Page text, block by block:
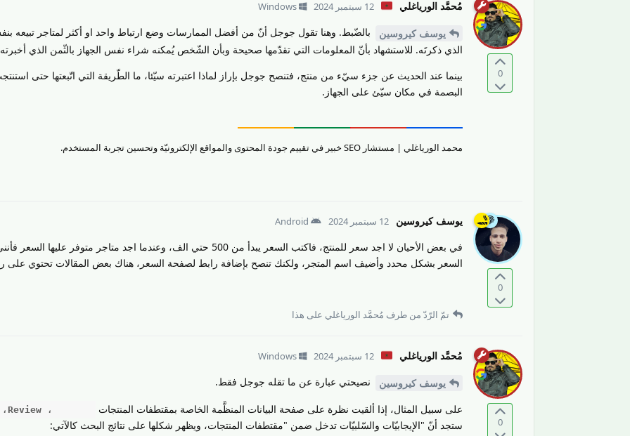
0
مُحمَّد الورياغلي 12 سبتمبر 2024 Windows
يوسف كيروسين
بالضّبط. وهنا تقول جوجل أنّ من أفضل الممارسات وضع ارتباط واحد او أكثر لمتاجر تبيعه
الذي ذكرتَه. للاستشهاد بأنّ المعلومات التي تقدّمها صحيحة وبأن الشّخص يُمكنه شراء نفس الجهاز بالثّمن الذي
بينما عند الحديث عن جزء سيّء من منتج، فتنصح جوجل بإراز لماذا اعتبرته سيّئا، ما الطّريقة التي اتّبعتها حتى
البصمة في مكان سيّئ على الجهاز.
محمد الورياغلي | مستشار SEO خبير في تقييم جودة المحتوى والمواقع الإلكترونيّة وتحسين تجربة المستخدم.
0
يوسف كيروسين 12 سبتمبر 2024 Android
في بعض الأحيان لا اجد سعر للمنتج، فاكتب السعر يبدأ من 500 حتي الف، وعندما اجد متاجر متوفر عليها
السعر بشكل محدد وأضيف اسم المتجر، ولكنك تنصح بإضافة رابط لصفحة السعر، هناك بعض المقالات تحتوي على
تمّ الرّدّ من طرف مُحمَّد الورياغلي على هذا
0
مُحمَّد الورياغلي 12 سبتمبر 2024 Windows
يوسف كيروسين نصيحتي عبارة عن ما تقله جوجل فقط.
على سبيل المثال، إذا ألقيت نظرة على صفحة البيانات المنظَّمة الخاصة بمقتطفات المنتجات
ستجد أنّ "الإيجابيّات والسّلبيّات تدخل ضمن "مقتطفات المنتجات، ويظهر شكلها على نتائج البحث كالآتي: